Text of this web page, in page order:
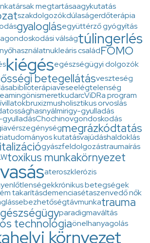
megtartásaagykutatás
szakdolgozókdúlaságerdőterápia
gyaloglásegyüttérző gyógyítás
gondoskodási válságtúlingerlés
nukleáris családFOMO
kiégésegészségügyi dolgozók
betegellátásveszteség
biblioterápiaveseelégtelenség
önismeretkudarcViDRa program
illatokbruxizmusholisztikus orvoslás
hasnyálmirigy-gyulladás
Chochinovgondoskodás
vérszegénységmegrázkódtatás
tudományos kutatásvajúdáshaldoklás
gyászfeldolgozástraumaírás
toxikus munkakörnyezet
ateroszklerózis
krónikus betegségek
takarításdemenciasétaszenvedő nők
sebezhetőségtávmunkatrauma
paradigmaváltás
technológiaönelhanyagolás
környezet